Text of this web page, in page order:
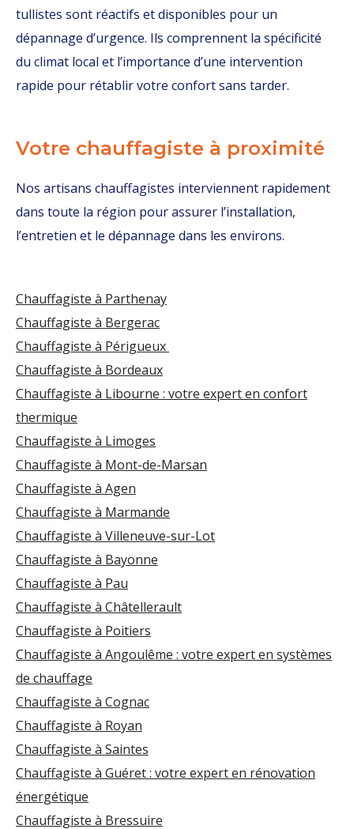
tullistes sont réactifs et disponibles pour un
dépannage d’urgence. Ils comprennent la spécificité
du climat local et l’importance d’une intervention
rapide pour rétablir votre confort sans tarder.
Votre chauffagiste à proximité
Nos artisans chauffagistes interviennent rapidement
dans toute la région pour assurer l’installation,
l’entretien et le dépannage dans les environs.
Chauffagiste à Parthenay
Chauffagiste à Bergerac
Chauffagiste à Périgueux
Chauffagiste à Bordeaux
Chauffagiste à Libourne : votre expert en confort
thermique
Chauffagiste à Limoges
Chauffagiste à Mont-de-Marsan
Chauffagiste à Agen
Chauffagiste à Marmande
Chauffagiste à Villeneuve-sur-Lot
Chauffagiste à Bayonne
Chauffagiste à Pau
Chauffagiste à Châtellerault
Chauffagiste à Poitiers
Chauffagiste à Angoulême : votre expert en systèmes
de chauffage
Chauffagiste à Cognac
Chauffagiste à Royan
Chauffagiste à Saintes
Chauffagiste à Guéret : votre expert en rénovation
énergétique
Chauffagiste à Bressuire